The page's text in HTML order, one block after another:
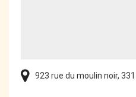
923 rue du moulin noir,